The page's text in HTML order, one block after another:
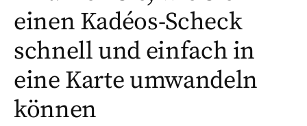
n
h
a
t
einen Kadéos-Scheck
schnell und einfach in
eine Karte umwandeln
können